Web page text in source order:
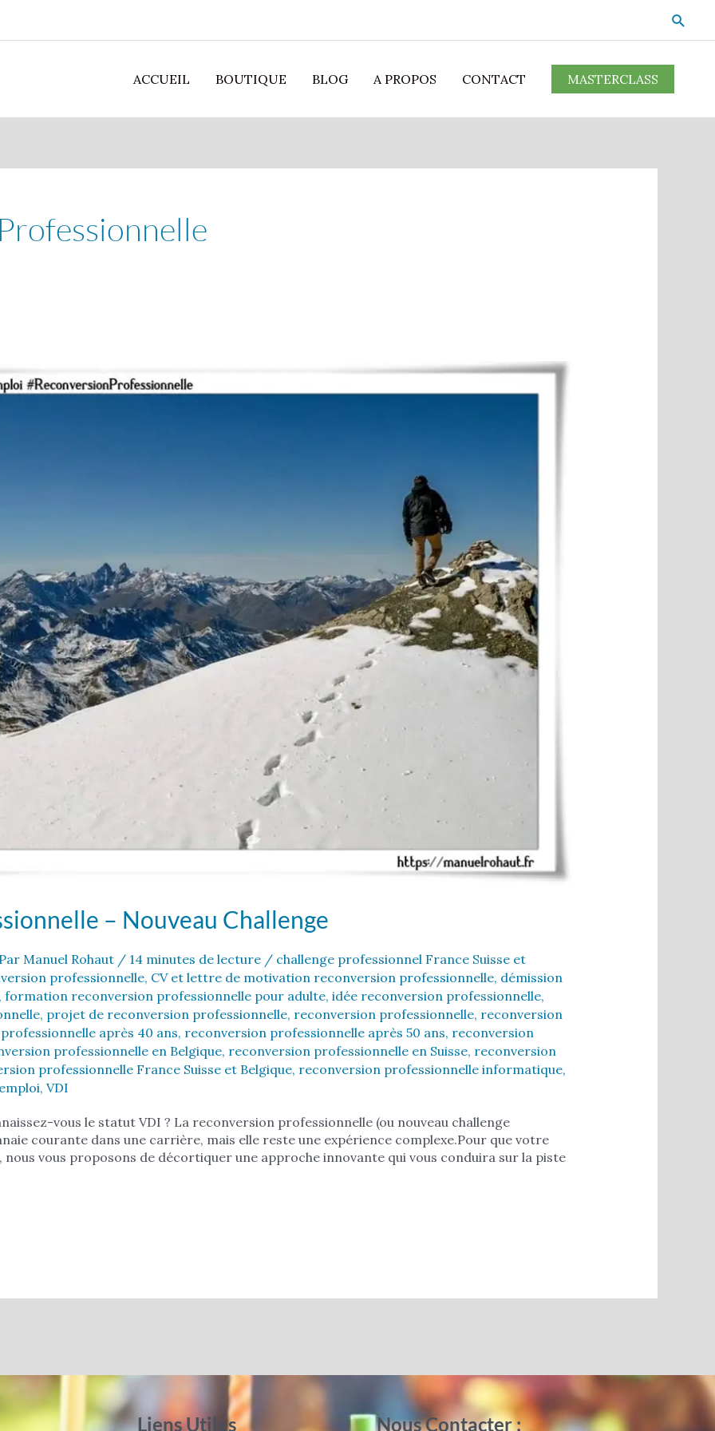
ACCUEIL BOUTIQUE BLOG A PROPOS CONTACT MASTERCLASS
– Nouveau Challenge
Manuel Rohaut / 14 minutes de lecture/ challenge professionnel France Suisse et
professionnelle, CV et lettre de motivation reconversion professionnelle, démission
formation reconversion professionnelle pour adulte, idée reconversion professionnelle,
, projet de reconversion professionnelle, reconversion professionnelle, reconversion
après 40 ans, reconversion professionnelle après 50 ans, reconversion
professionnelle en Belgique, reconversion professionnelle en Suisse, reconversion
professionnelle France Suisse et Belgique, reconversion professionnelle informatique,
, VDI
vous le statut VDI ? La reconversion professionnelle (ou nouveau challenge
courante dans une carrière, mais elle reste une expérience complexe.Pour que votre
nous vous proposons de décortiquer une approche innovante qui vous conduira sur la piste
Liens Utiles Nous Contacter :